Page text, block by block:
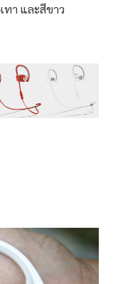
ทา และสีขาว